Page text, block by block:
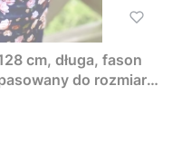
cm, długa, fason
do rozmiaru,